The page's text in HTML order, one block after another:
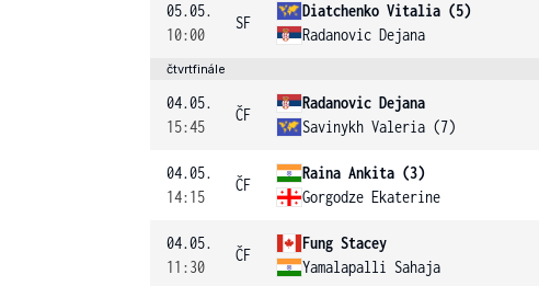
05.05.
10:00
SF
Diatchenko Vitalia (5)
Radanovic Dejana
čtvrtfinále
04.05.
15:45
ČF
Radanovic Dejana
Savinykh Valeria (7)
04.05.
14:15
ČF
Raina Ankita (3)
Gorgodze Ekaterine
04.05.
11:30
ČF
Fung Stacey
Yamalapalli Sahaja